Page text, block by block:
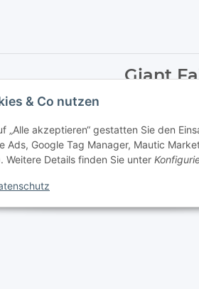
& Co nutzen
„Alle akzeptieren“ gestatten Sie den
Ads, Google Tag Manager, Mautic
Weitere Details finden Sie unter
E-Bikes.
sie fündig.
Giant